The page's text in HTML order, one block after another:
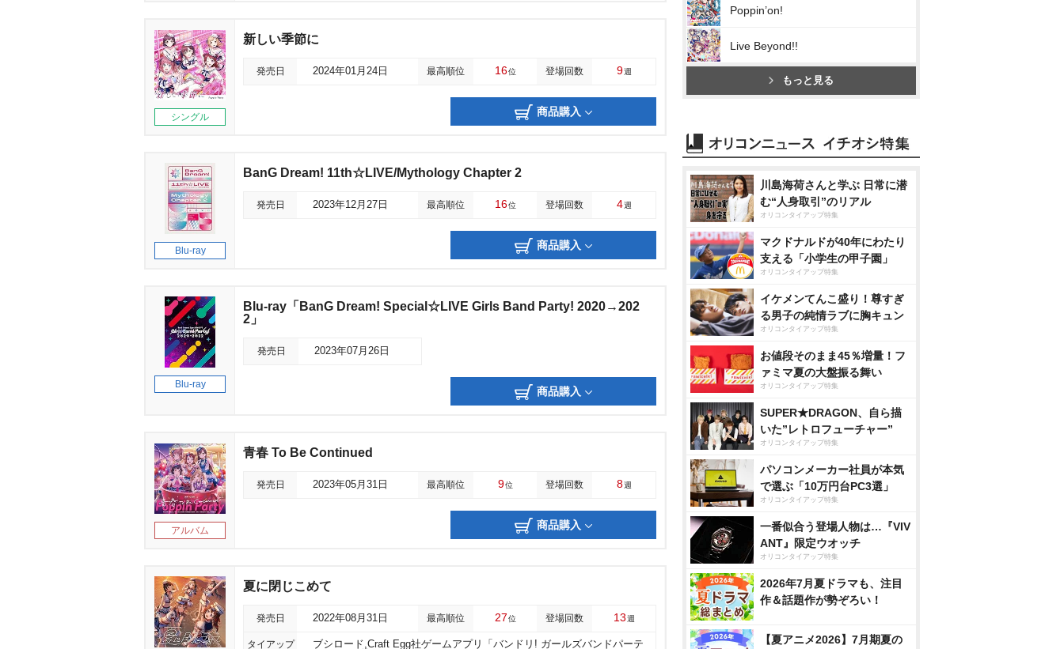
シングル
新しい季節に
発売日 2024年01月24日 最高順位 16位 登場回数 9週
商品購入
Blu-ray
BanG Dream! 11th☆LIVE/Mythology Chapter 2
発売日 2023年12月27日 最高順位 16位 登場回数 4週
商品購入
Blu-ray
Blu-ray「BanG Dream! Special☆LIVE Girls Band Party! 2020→202
2」
発売日 2023年07月26日
商品購入
アルバム
青春 To Be Continued
発売日 2023年05月31日 最高順位 9位 登場回数 8週
商品購入
夏に閉じこめて
発売日 2022年08月31日 最高順位 27位 登場回数 13週
タイアップ
ブシロード,Craft Egg社ゲームアプリ「バンドリ! ガールズバンドパーテ
Poppin’on!
Live Beyond!!
もっと見る
川島海荷さんと学ぶ 日常に潜
む“人身取引”のリアル
オリコンタイアップ特集
マクドナルドが40年にわたり
支える「小学生の甲子園」
オリコンタイアップ特集
イケメンてんこ盛り！尊すぎ
る男子の純情ラブに胸キュン
オリコンタイアップ特集
お値段そのまま45％増量！フ
ァミマ夏の大盤振る舞い
オリコンタイアップ特集
SUPER★DRAGON、自ら描
いた”レトロフューチャー”
オリコンタイアップ特集
パソコンメーカー社員が本気
で選ぶ「10万円台PC3選」
オリコンタイアップ特集
一番似合う登場人物は…『VIV
ANT』限定ウオッチ
オリコンタイアップ特集
2026年7月夏ドラマも、注目
作＆話題作が勢ぞろい！
【夏アニメ2026】7月期夏の